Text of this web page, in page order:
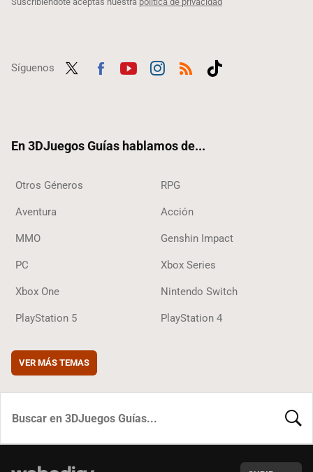
Síguenos
En 3DJuegos Guías hablamos de...
Otros Géneros RPG
Aventura Acción
MMO Genshin Impact
PC Xbox Series
Xbox One Nintendo Switch
PlayStation 5 PlayStation 4
VER MÁS TEMAS